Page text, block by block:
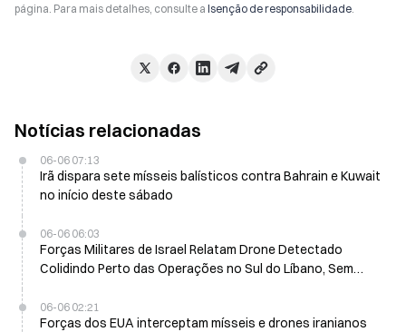
página. Para mais detalhes, consulte a Isenção de responsabilidade.
Notícias relacionadas
06-06 07:13
Irã dispara sete mísseis balísticos contra Bahrain e Kuwait
no início deste sábado
06-06 06:03
Forças Militares de Israel Relatam Drone Detectado
Colidindo Perto das Operações no Sul do Líbano, Sem
06-06 02:21
Forças dos EUA interceptam mísseis e drones iranianos